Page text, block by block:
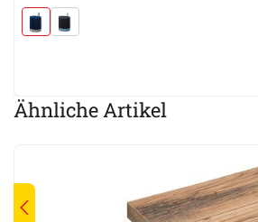
Ähnliche Artikel